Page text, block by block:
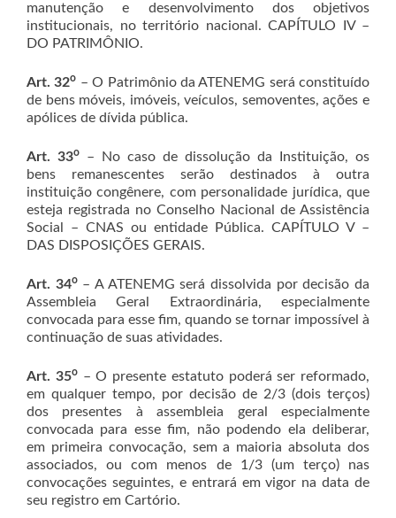
manutenção e desenvolvimento dos objetivos
institucionais, no território nacional. CAPÍTULO IV –
DO PATRIMÔNIO.
Art. 32o – O Patrimônio da ATENEMG será constituído
de bens móveis, imóveis, veículos, semoventes, ações e
apólices de dívida pública.
Art. 33o
– No caso de dissolução da Instituição, os
bens remanescentes serão destinados à outra
instituição congênere, com personalidade jurídica, que
esteja registrada no Conselho Nacional de Assistência
Social – CNAS ou entidade Pública. CAPÍTULO V –
DAS DISPOSIÇÕES GERAIS.
Art. 34o– A ATENEMG será dissolvida por decisão da
Assembleia Geral Extraordinária, especialmente
convocada para esse fim, quando se tornar impossível à
continuação de suas atividades.
Art. 35o– O presente estatuto poderá ser reformado,
em qualquer tempo, por decisão de 2/3 (dois terços)
dos presentes à assembleia geral especialmente
convocada para esse fim, não podendo ela deliberar,
em primeira convocação, sem a maioria absoluta dos
associados, ou com menos de 1/3 (um terço) nas
convocações seguintes, e entrará em vigor na data de
seu registro em Cartório.